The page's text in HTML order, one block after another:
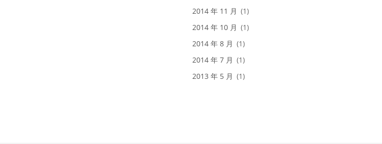
2014 年 11 月 (1)
2014 年 10 月 (1)
2014 年 8 月 (1)
2014 年 7 月 (1)
2013 年 5 月 (1)